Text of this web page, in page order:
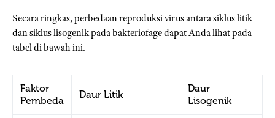
Secara ringkas, perbedaan reproduksi virus antara siklus litik
dan siklus lisogenik pada bakteriofage dapat Anda lihat pada
tabel di bawah ini.
Faktor
Pembeda
Daur Litik
Daur
Lisogenik